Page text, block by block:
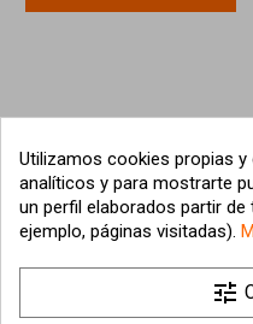
Utilizamos cookies propias
analíticos y para mostrarte
un perfil elaborados partir
ejemplo, páginas visitadas).
tune